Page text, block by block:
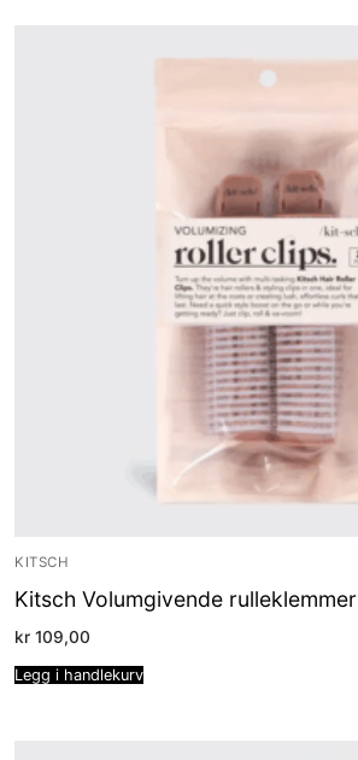
KITSCH
Kitsch Volumgivende rulleklemmer
kr 109,00
Legg i handlekurv